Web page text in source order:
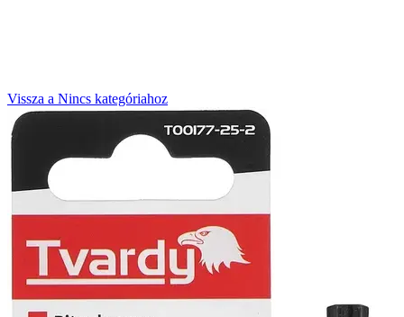
Vissza a Nincs kategóriahoz